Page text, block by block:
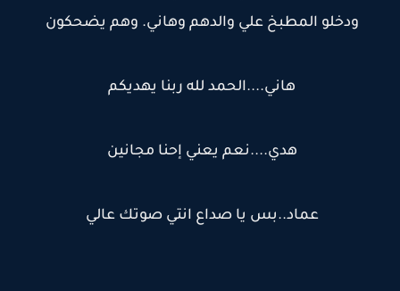
ودخلو المطبخ علي والدهم وهاني. وهم يضحكون
هاني....الحمد لله ربنا يهديكم
هدي....نعم يعني إحنا مجانين
عماد..بس يا صداع انتي صوتك عالي